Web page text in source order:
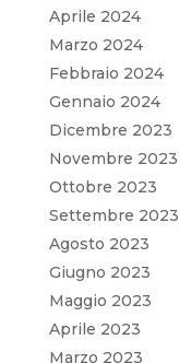
Aprile 2024
Marzo 2024
Febbraio 2024
Gennaio 2024
Dicembre 2023
Novembre 2023
Ottobre 2023
Settembre 2023
Agosto 2023
Giugno 2023
Maggio 2023
Aprile 2023
Marzo 2023